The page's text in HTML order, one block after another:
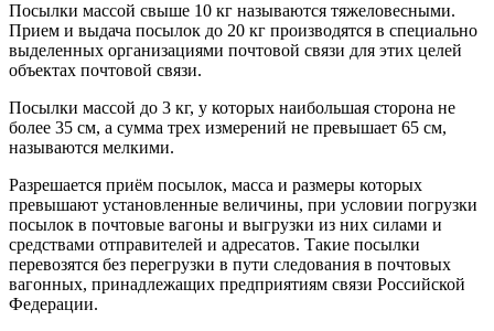
Посылки массой свыше 10 кг называются тяжеловесными.
Прием и выдача посылок до 20 кг производятся в специально
выделенных организациями почтовой связи для этих целей
объектах почтовой связи.
Посылки массой до 3 кг, у которых наибольшая сторона не
более 35 см, а сумма трех измерений не превышает 65 см,
называются мелкими.
Разрешается приём посылок, масса и размеры которых
превышают установленные величины, при условии погрузки
посылок в почтовые вагоны и выгрузки из них силами и
средствами отправителей и адресатов. Такие посылки
перевозятся без перегрузки в пути следования в почтовых
вагонных, принадлежащих предприятиям связи Российской
Федерации.